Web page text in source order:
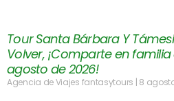
Tour Santa Bárbara Y
Volver, ¡Comparte en
agosto de 2026!
Agencia de Viajes fantasytours 8